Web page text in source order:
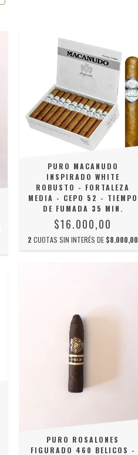
PURO MACANUDO
INSPIRADO WHITE
ROBUSTO - FORTALEZA
MEDIA - CEPO 52 - TIEMPO
DE FUMADA 35 MIN.
$16.000,00
2 CUOTAS SIN INTERÉS DE $8.000,00
PURO ROSALONES
FIGURADO 460 BELICOS -